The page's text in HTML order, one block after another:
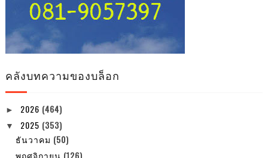
คลังบทความของบล็อก
► 2026 (464)
▼ 2025 (353)
ธันวาคม (50)
พฤศจิกายน (126)